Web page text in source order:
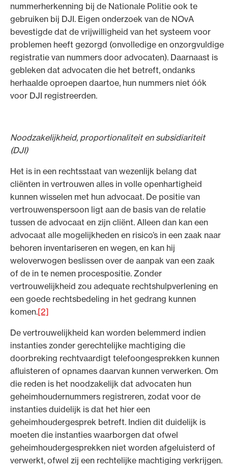
nummerherkenning bij de Nationale Politie ook te
gebruiken bij DJI. Eigen onderzoek van de NOvA
bevestigde dat de vrijwilligheid van het systeem voor
problemen heeft gezorgd (onvolledige en onzorgvuldige
registratie van nummers door advocaten). Daarnaast is
gebleken dat advocaten die het betreft, ondanks
herhaalde oproepen daartoe, hun nummers niet óók
voor DJI registreerden.
Noodzakelijkheid, proportionaliteit en subsidiariteit
(DJI)
Het is in een rechtsstaat van wezenlijk belang dat
cliënten in vertrouwen alles in volle openhartigheid
kunnen wisselen met hun advocaat. De positie van
vertrouwenspersoon ligt aan de basis van de relatie
tussen de advocaat en zijn cliënt. Alleen dan kan een
advocaat alle mogelijkheden en risico’s in een zaak naar
behoren inventariseren en wegen, en kan hij
weloverwogen beslissen over de aanpak van een zaak
of de in te nemen procespositie. Zonder
vertrouwelijkheid zou adequate rechtshulpverlening en
een goede rechtsbedeling in het gedrang kunnen
komen.[2]
De vertrouwelijkheid kan worden belemmerd indien
instanties zonder gerechtelijke machtiging die
doorbreking rechtvaardigt telefoongesprekken kunnen
afluisteren of opnames daarvan kunnen verwerken. Om
die reden is het noodzakelijk dat advocaten hun
geheimhoudernummers registreren, zodat voor de
instanties duidelijk is dat het hier een
geheimhoudergesprek betreft. Indien dit duidelijk is
moeten die instanties waarborgen dat ofwel
geheimhoudergesprekken niet worden afgeluisterd of
verwerkt, ofwel zij een rechtelijke machtiging verkrijgen.